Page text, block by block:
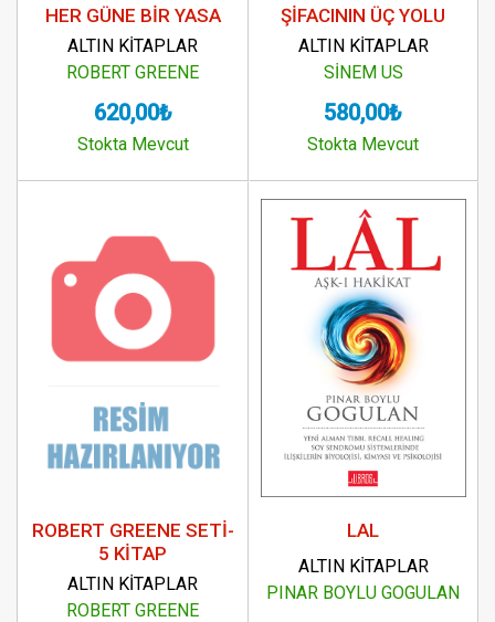
HER GÜNE BİR YASA
ALTIN KİTAPLAR
ROBERT GREENE
620,00₺
Stokta Mevcut
ŞİFACININ ÜÇ YOLU
ALTIN KİTAPLAR
SİNEM US
580,00₺
Stokta Mevcut
ROBERT GREENE SETİ-
5 KİTAP
ALTIN KİTAPLAR
ROBERT GREENE
LAL
ALTIN KİTAPLAR
PINAR BOYLU GOGULAN